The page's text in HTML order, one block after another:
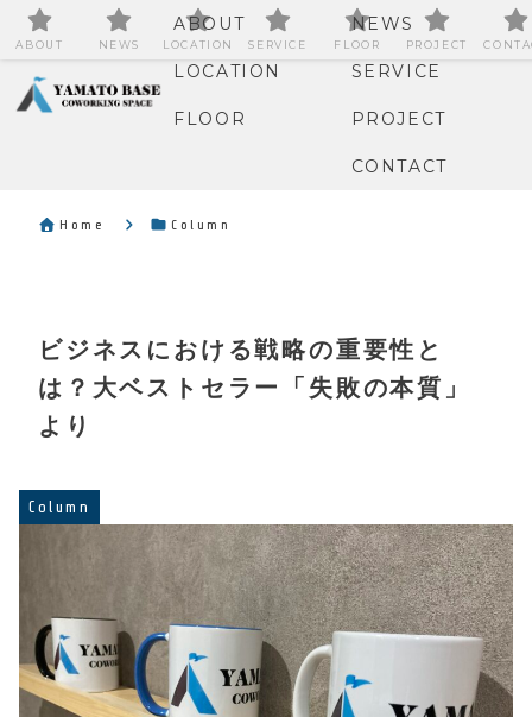
ABOUT NEWS
LOCATION SERVICE
FLOOR PROJECT
CONTACT
Home Column
ビジネスにおける戦略の重要性と
は？大ベストセラー「失敗の本質」
より
Column
ABOUT NEWS LOCATION SERVICE FLOOR PROJECT